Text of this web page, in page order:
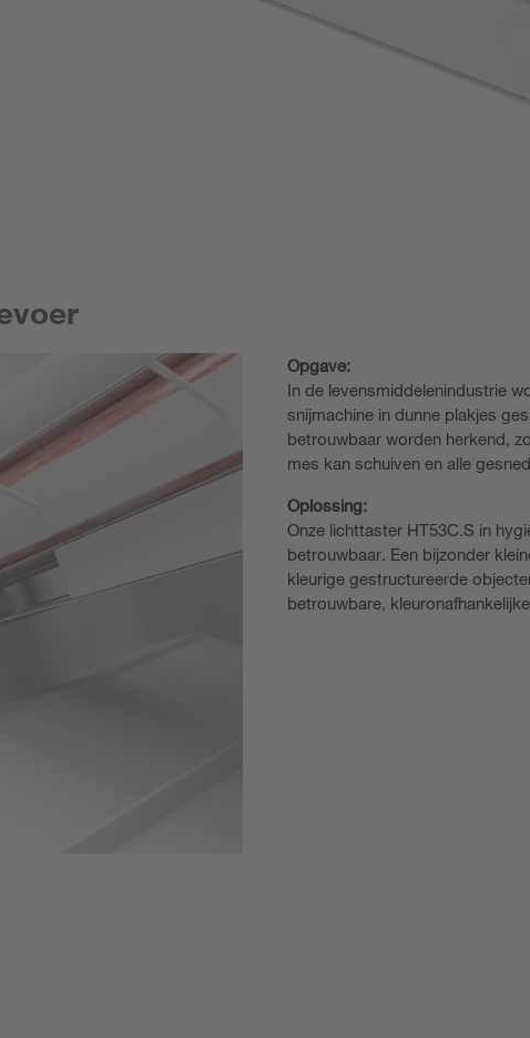
Opgave:
In de levensmiddelenindustrie
snijmachine in dunne plakjes
betrouwbaar worden herkend,
mes kan schuiven en alle
Oplossing:
Onze lichttaster HT53C.S in
betrouwbaar. Een bijzonder
kleurige gestructureerde
betrouwbare,